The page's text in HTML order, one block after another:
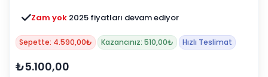
Zam yok 2025 fiyatları devam ediyor
Sepette: 4.590,00₺ Kazancınız: 510,00₺ Hızlı Teslimat
₺5.100,00